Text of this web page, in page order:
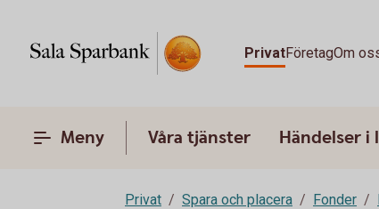
PrivatFöretagOm
Meny Våra tjänster Händelser i
Privat Spara och placera Fonder